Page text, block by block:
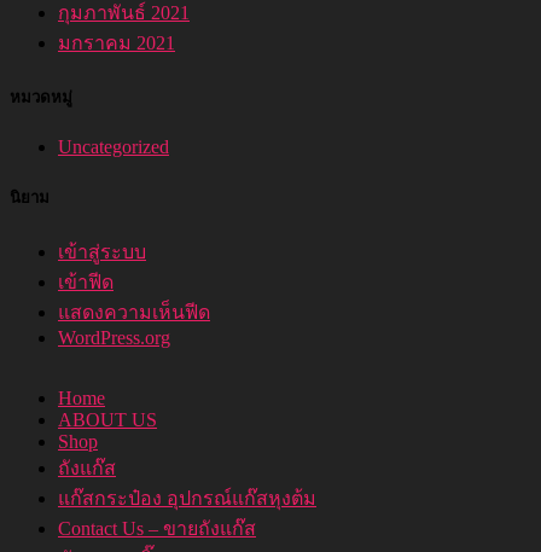
กุมภาพันธ์ 2021
มกราคม 2021
หมวดหมู่
Uncategorized
นิยาม
เข้าสู่ระบบ
เข้าฟีด
แสดงความเห็นฟีด
WordPress.org
Home
ABOUT US
Shop
ถังแก๊ส
แก๊สกระป๋อง อุปกรณ์แก๊สหุงต้ม
Contact Us – ขายถังแก๊ส